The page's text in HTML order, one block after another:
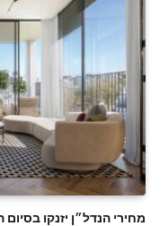
מחירי הנדל״ן יזנקו